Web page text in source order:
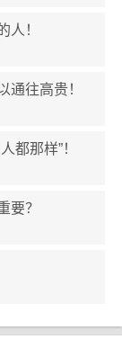
人！
通往高贵！
都那样”！
要？